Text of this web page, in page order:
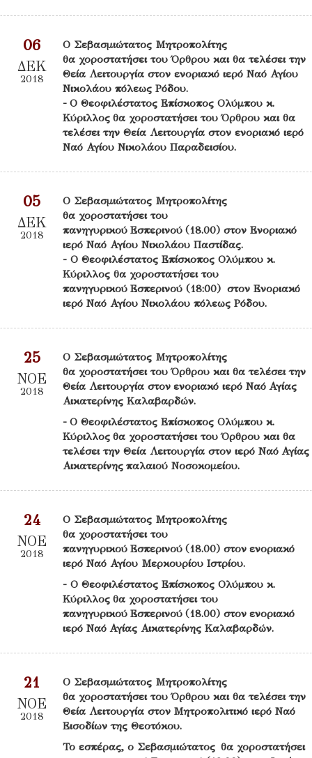
06
ΔΕΚ
2018
Ο Σεβασμιώτατος Μητροπολίτης
θα χοροστατήσει του Όρθρου και θα τελέσει την
Θεία Λειτουργία στον ενοριακό ιερό Ναό Αγίου
Νικολάου πόλεως Ρόδου.
- Ο Θεοφιλέστατος Επίσκοπος Ολύμπου κ.
Κύριλλος θα χοροστατήσει του Όρθρου και θα
τελέσει την Θεία Λειτουργία στον ενοριακό ιερό
Ναό Αγίου Νικολάου Παραδεισίου.
05
ΔΕΚ
2018
Ο Σεβασμιώτατος Μητροπολίτης
θα χοροστατήσει του
πανηγυρικού Εσπερινού (18.00) στον Ενοριακό
ιερό Ναό Αγίου Νικολάου Παστίδας.
- Ο Θεοφιλέστατος Επίσκοπος Ολύμπου κ.
Κύριλλος θα χοροστατήσει του
πανηγυρικού Εσπερινού (18:00) στον Ενοριακό
ιερό Ναό Αγίου Νικολάου πόλεως Ρόδου.
25
ΝΟΕ
2018
Ο Σεβασμιώτατος Μητροπολίτης
θα χοροστατήσει του Όρθρου και θα τελέσει την
Θεία Λειτουργία στον ενοριακό ιερό Ναό Αγίας
Αικατερίνης Καλαβαρδών.
- Ο Θεοφιλέστατος Επίσκοπος Ολύμπου κ.
Κύριλλος θα χοροστατήσει του Όρθρου και θα
τελέσει την Θεία Λειτουργία στον ιερό Ναό Αγίας
Αικατερίνης παλαιού Νοσοκομείου.
24
ΝΟΕ
2018
Ο Σεβασμιώτατος Μητροπολίτης
θα χοροστατήσει του
πανηγυρικού Εσπερινού (18.00) στον ενοριακό
ιερό Ναό Αγίου Μερκουρίου Ιστρίου.
- Ο Θεοφιλέστατος Επίσκοπος Ολύμπου κ.
Κύριλλος θα χοροστατήσει του
πανηγυρικού Εσπερινού (18.00) στον ενοριακό
ιερό Ναό Αγίας Αικατερίνης Καλαβαρδών.
21
ΝΟΕ
2018
Ο Σεβασμιώτατος Μητροπολίτης
θα χοροστατήσει του Όρθρου και θα τελέσει την
Θεία Λειτουργία στον Μητροπολιτικό ιερό Ναό
Εισοδίων της Θεοτόκου.
Το εσπέρας, ο Σεβασμιώτατος θα χοροστατήσει